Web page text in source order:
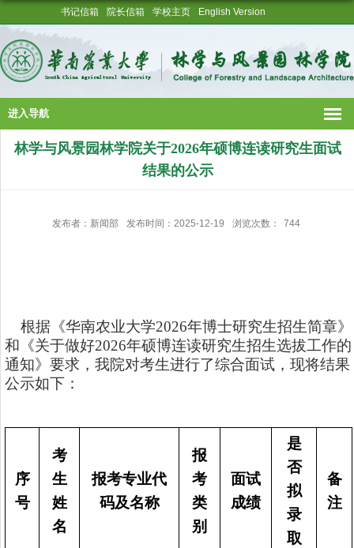
书记信箱 院长信箱 学校主页 English Version
进入导航
林学与风景园林学院关于2026年硕博连读研究生面试
结果的公示
发布者：新闻部 发布时间：2025-12-19 浏览次数： 744
根据《华南农业大学2026年博士研究生招生简章》
和《关于做好2026年硕博连读研究生招生选拔工作的
通知》要求，我院对考生进行了综合面试，现将结果
公示如下：
序
号
考
生
姓
名
报考专业代
码及名称
报
考
类
别
面试
成绩
是
否
拟
录
取
备
注